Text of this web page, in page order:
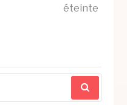
éteinte